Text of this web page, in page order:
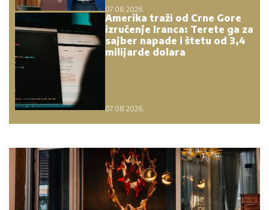
07.08.2026.
Amerika traži od Crne Gore
izručenje Iranca: Terete ga za
sajber napade i štetu od 3,4
milijarde dolara
07.08.2026.